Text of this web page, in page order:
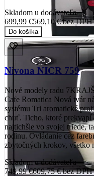
Skladom u dodávateľa
699,99 €569,10 €bez DPH
Do košíka
Nivona NICR 759
Nové modely radu
Cafe Romatica Nová tvár
systému Tri aromatické
chuť. Ticho, ktoré
najtichšie vo svojej triede,
rodinu. Ovládanie cez
zbytočných krokov, všetko
Skladom u dodávateľa
749,99 €609,75 €bez DPH